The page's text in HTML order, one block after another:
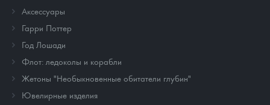
Аксессуары
Гарри Поттер
Год Лошади
Флот: ледоколы и корабли
Жетоны "Необыкновенные обитатели глубин"
Ювелирные изделия